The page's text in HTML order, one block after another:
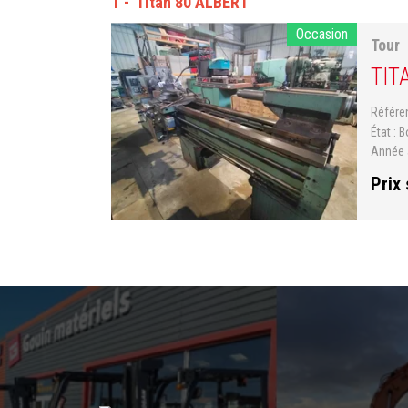
Occasion
Tour
État
Prix